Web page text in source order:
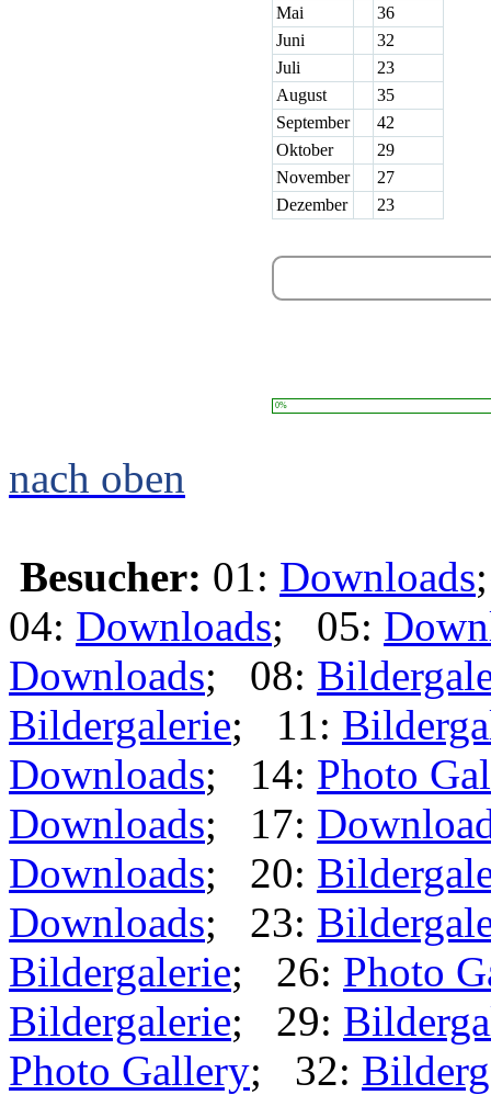
Mai
36
Juni
32
Juli
23
August
35
September
42
Oktober
29
November
27
Dezember
23
0%
nach oben
Besucher: 01: Downloads
04: Downloads; 05:
Downloads; 08:
Bildergalerie; 11:
Downloads; 14: Photo
Downloads; 17:
Downloads; 20:
Downloads; 23:
Bildergalerie; 26: Photo
Bildergalerie; 29:
Photo Gallery; 32: